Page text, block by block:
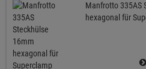
Manfrotto 335AS
hexagonal für